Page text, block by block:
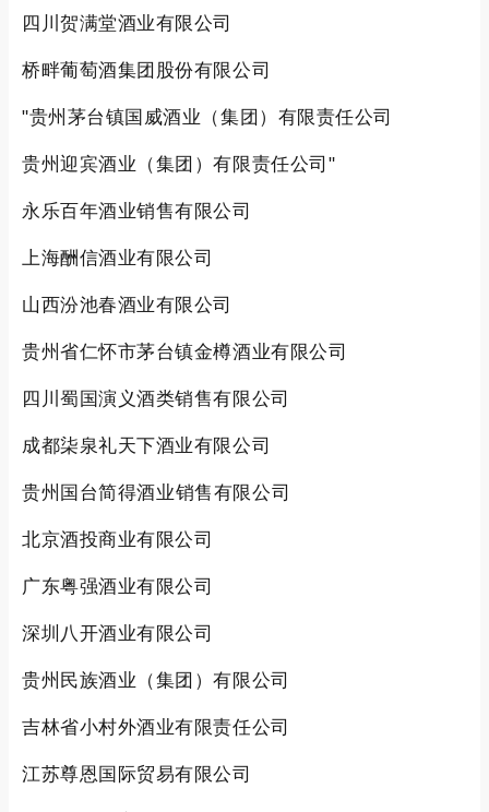
四川贺满堂酒业有限公司
桥畔葡萄酒集团股份有限公司
"贵州茅台镇国威酒业（集团）有限责任公司
贵州迎宾酒业（集团）有限责任公司"
永乐百年酒业销售有限公司
上海酬信酒业有限公司
山西汾池春酒业有限公司
贵州省仁怀市茅台镇金樽酒业有限公司
四川蜀国演义酒类销售有限公司
成都柒泉礼天下酒业有限公司
贵州国台简得酒业销售有限公司
北京酒投商业有限公司
广东粤强酒业有限公司
深圳八开酒业有限公司
贵州民族酒业（集团）有限公司
吉林省小村外酒业有限责任公司
江苏尊恩国际贸易有限公司